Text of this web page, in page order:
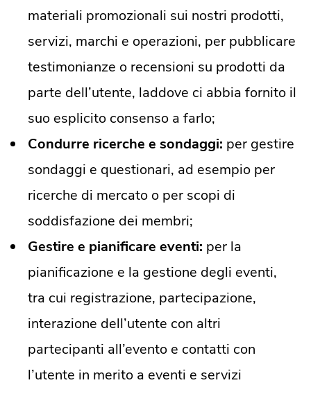
materiali promozionali sui nostri prodotti,
servizi, marchi e operazioni, per pubblicare
testimonianze o recensioni su prodotti da
parte dell’utente, laddove ci abbia fornito il
suo esplicito consenso a farlo;
Condurre ricerche e sondaggi: per gestire
sondaggi e questionari, ad esempio per
ricerche di mercato o per scopi di
soddisfazione dei membri;
Gestire e pianificare eventi: per la
pianificazione e la gestione degli eventi,
tra cui registrazione, partecipazione,
interazione dell’utente con altri
partecipanti all’evento e contatti con
l’utente in merito a eventi e servizi